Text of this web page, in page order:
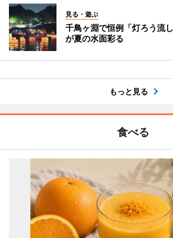
見る・遊ぶ
千鳥ヶ淵で恒例「灯ろう
が夏の水面彩る
もっと見る
食べる